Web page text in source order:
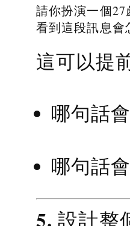
請你扮演一個27
看到這段訊息會
這可以提
哪句話
哪句話
5. 設計整